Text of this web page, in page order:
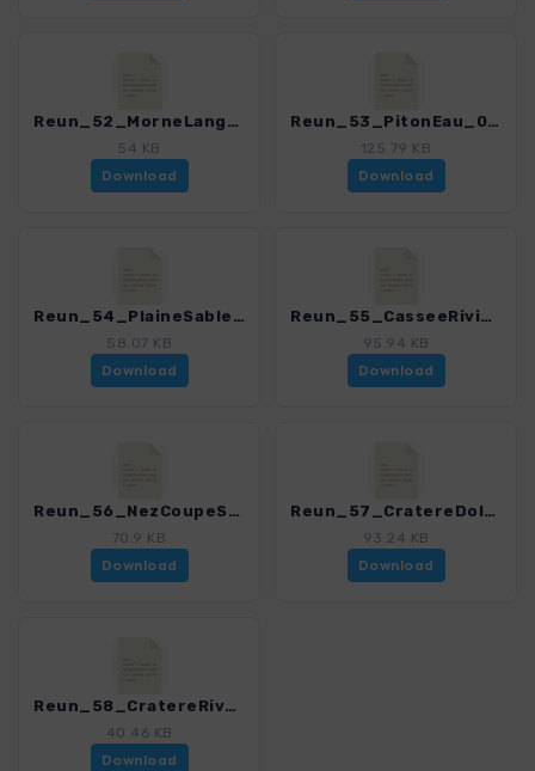
Reun_52_MorneLangevin_0150_1.gpx
54 KB
Download
Reun_53_PitonEau_0150_1.gpx
125.79 KB
Download
Reun_54_PlaineSables_0150_1.gpx
58.07 KB
Download
Reun_55_CasseeRiviereEst_0150_1.gpx
95.94 KB
Download
Reun_56_NezCoupeSteRose_0150_1.gpx
70.9 KB
Download
Reun_57_CratereDolomieu_0150_1.gpx
93.24 KB
Download
Reun_58_CratereRivals_0150_1.gpx
40.46 KB
Download